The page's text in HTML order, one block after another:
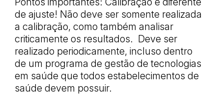
de ajuste! Não deve ser somente realizada
a calibração, como também analisar
criticamente os resultados. Deve ser
realizado periodicamente, incluso dentro
de um programa de gestão de tecnologias
em saúde que todos estabelecimentos de
saúde devem possuir.